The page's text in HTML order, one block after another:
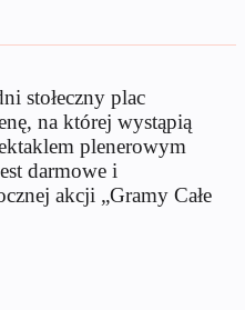
stołeczny plac
na której wystąpią
plenerowym
darmowe i
akcji „Gramy Całe